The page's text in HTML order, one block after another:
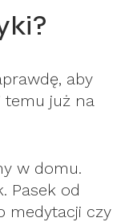
aby
temu już na
w domu.
Pasek od
medytacji czy